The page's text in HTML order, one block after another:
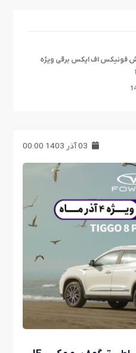
فونیکس اف ایکس برقی ویژه